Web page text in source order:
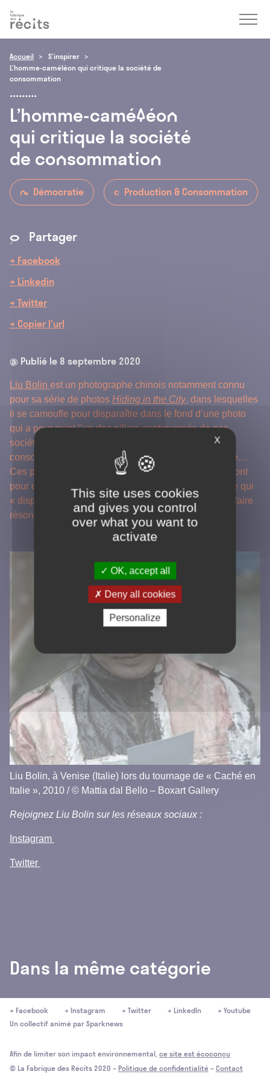
page
Accueil
S’inspirer
L’homme-caméléon qui critique la société de
consommation
L’homme-caméléon
qui critique la société
de consommation
4 Démocratie 1 Production & Consommation
* Partager
→ Facebook
→ Linkedin
→ Twitter
→ Copier l'url
@ Publié le 8 septembre 2020
Liu Bolin est un photographe chinois notamment connu
pour sa série de photos Hiding in the City, dans lesquelles
il se camoufle pour disparaître dans le fond d’une photo
qui a pour sujet l’un des piliers controversés de nos
sociétés modernes : le monde de la finance, la
consommation à outrance, les médias, la propagande…
Ces performances sans trucage, sobres et efficaces, ont
pour objectif de valoriser la majorité silencieuse, celle qui
« disparaît dans le décor » mais qui peut malgré tout faire
résonner sa voix.
Liu Bolin, à Venise (Italie) lors du tournage de « Caché en
Italie », 2010 / © Mattia dal Bello – Boxart Gallery
Rejoignez Liu Bolin sur les réseaux sociaux :
Instagram
Twitter
Dans la même catégorie
→ Facebook → Instagram → Twitter → LinkedIn
→ Youtube
Un collectif animé par Sparknews
Afin de limiter son impact environnemental, ce site est écoconçu
© La Fabrique des Récits 2020 – Politique de confidentialité – Contact
X
This site uses cookies
and gives you control
over what you want to
activate
OK, accept all
Deny all cookies
Personalize